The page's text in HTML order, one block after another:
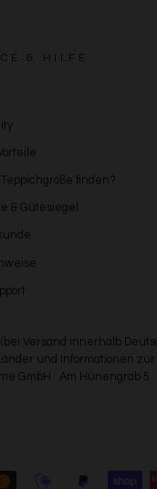
& HILFE
finden?
& Gütesiegel
Versand innerhalb
und Informationen
GmbH · Am Hünengrab 5